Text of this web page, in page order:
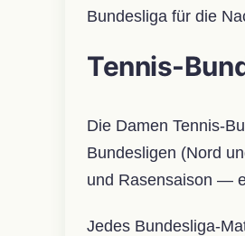
Bundesliga für die
Tennis-
Die Damen Tennis-
Bundesligen (Nord
und Rasensaison —
Jedes Bundesliga-